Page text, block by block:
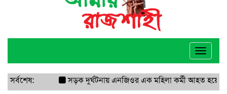
Toggle
সর্বশেষ:সড়ক দুর্ঘটনায় এনজিওর এক মহিলা কর্মী আহত হয়েছে ইরান-